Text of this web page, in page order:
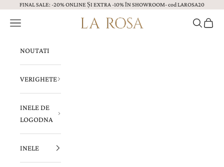
Sari la continut
FINAL SALE: -20% ONLINE ȘI EXTRA -10% ÎN SHOWROOM- cod LAROSA20
Bijuterii LA ROSA
Menu CautăCoș
NOUTATI
VERIGHETE
INELE DE
LOGODNA
INELE